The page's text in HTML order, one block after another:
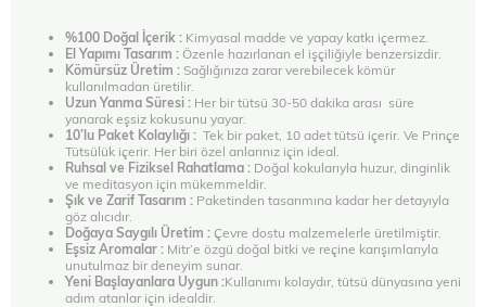
%100 Doğal İçerik : Kimyasal madde ve yapay katkı içermez.
El Yapımı Tasarım : Özenle hazırlanan el işçiliğiyle benzersizdir.
Kömürsüz Üretim : Sağlığınıza zarar verebilecek kömür
kullanılmadan üretilir.
Uzun Yanma Süresi : Her bir tütsü 30-50 dakika arası süre
yanarak eşsiz kokusunu yayar.
10’lu Paket Kolaylığı : Tek bir paket, 10 adet tütsü içerir. Ve Prinçe
Tütsülük içerir. Her biri özel anlarınız için ideal.
Ruhsal ve Fiziksel Rahatlama : Doğal kokularıyla huzur, dinginlik
ve meditasyon için mükemmeldir.
Şık ve Zarif Tasarım : Paketinden tasarımına kadar her detayıyla
göz alıcıdır.
Doğaya Saygılı Üretim : Çevre dostu malzemelerle üretilmiştir.
Eşsiz Aromalar : Mitr’e özgü doğal bitki ve reçine karışımlarıyla
unutulmaz bir deneyim sunar.
Yeni Başlayanlara Uygun :Kullanımı kolaydır, tütsü dünyasına yeni
adım atanlar için idealdir.